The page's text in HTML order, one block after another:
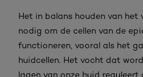
Het in balans houden van
nodig om de cellen van de
functioneren, vooral als het
huidcellen. Het vocht dat
lagen van onze huid reguleert